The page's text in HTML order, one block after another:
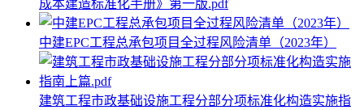
成本建造标准化手册》第一版.pdf
中建EPC工程总承包项目全过程风险清单（2023年）
建筑工程市政基础设施工程分部分项标准化构造实施指